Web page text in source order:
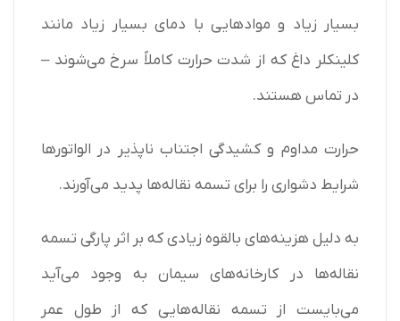
بسیار زیاد و موادهایی با دمای بسیار زیاد مانند
کلینکلر داغ که از شدت حرارت کاملاً سرخ می‌شوند –
در تماس هستند.
حرارت مداوم و کشیدگی اجتناب ناپذیر در الواتورها
شرایط دشواری را برای تسمه نقاله‌ها پدید می‌آورند.
به دلیل هزینه‌های بالقوه زیادی که بر اثر پارگی تسمه
نقاله‌ها در کارخانه‌های سیمان به وجود می‌آید
می‌بایست از تسمه نقاله‌هایی که از طول عمر